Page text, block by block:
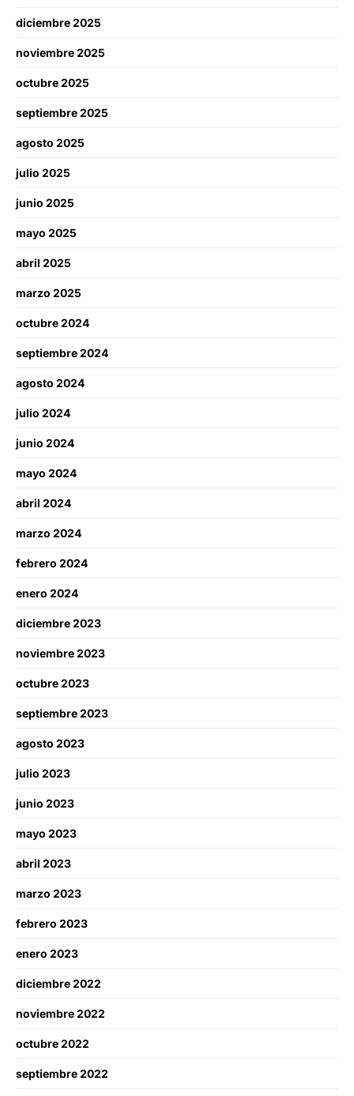
diciembre 2025
noviembre 2025
octubre 2025
septiembre 2025
agosto 2025
julio 2025
junio 2025
mayo 2025
abril 2025
marzo 2025
octubre 2024
septiembre 2024
agosto 2024
julio 2024
junio 2024
mayo 2024
abril 2024
marzo 2024
febrero 2024
enero 2024
diciembre 2023
noviembre 2023
octubre 2023
septiembre 2023
agosto 2023
julio 2023
junio 2023
mayo 2023
abril 2023
marzo 2023
febrero 2023
enero 2023
diciembre 2022
noviembre 2022
octubre 2022
septiembre 2022